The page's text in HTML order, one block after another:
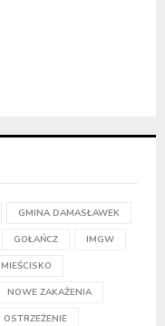
GMINA DAMASŁAWEK
GOŁAŃCZ IMGW
MIEŚCISKO
NOWE ZAKAŻENIA
OSTRZEŻENIE